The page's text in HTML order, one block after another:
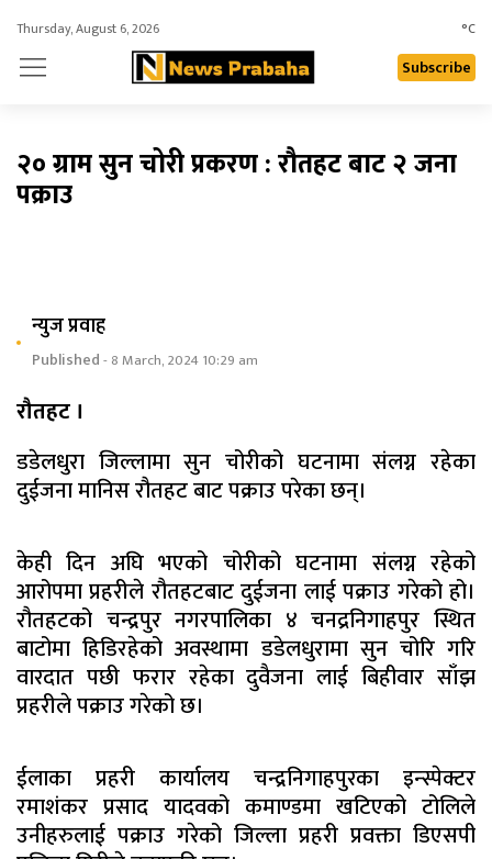
Thursday, August 6, 2026 °C
Subscribe
२० ग्राम सुन चोरी प्रकरण : रौतहट बाट २ जना
पक्राउ
न्युज प्रवाह
Published- 8 March, 2024 10:29 am
रौतहट ।
डडेलधुरा जिल्लामा सुन चोरीको घटनामा संलग्न रहेका
दुईजना मानिस रौतहट बाट पक्राउ परेका छन्।
केही दिन अघि भएको चोरीको घटनामा संलग्न रहेको
आरोपमा प्रहरीले रौतहटबाट दुईजना लाई पक्राउ गरेको हो।
रौतहटको चन्द्रपुर नगरपालिका ४ चनद्रनिगाहपुर स्थित
बाटोमा हिडिरहेको अवस्थामा डडेलधुरामा सुन चोरि गरि
वारदात पछी फरार रहेका दुवैजना लाई बिहीवार साँझ
प्रहरीले पक्राउ गरेको छ।
ईलाका प्रहरी कार्यालय चन्द्रनिगाहपुरका इन्स्पेक्टर
रमाशंकर प्रसाद यादवको कमाण्डमा खटिएको टोलिले
उनीहरुलाई पक्राउ गरेको जिल्ला प्रहरी प्रवक्ता डिएसपी